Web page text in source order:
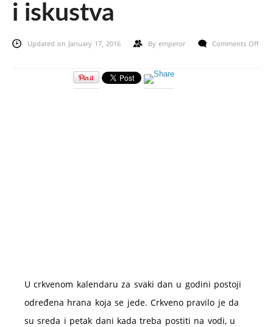
i iskustva
Updated on January 17, 2016 By emperor
Comments Off
U crkvenom kalendaru za svaki dan u godini postoji
određena hrana koja se jede. Crkveno pravilo je da
su sreda i petak dani kada treba postiti na vodi, u